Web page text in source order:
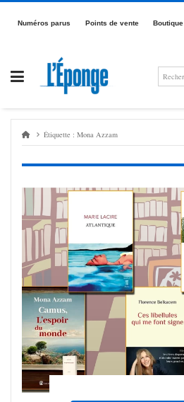
Passer
contenuNumé­­­ros parus Points de vente Boutique
Étiquette : Mona Azzam